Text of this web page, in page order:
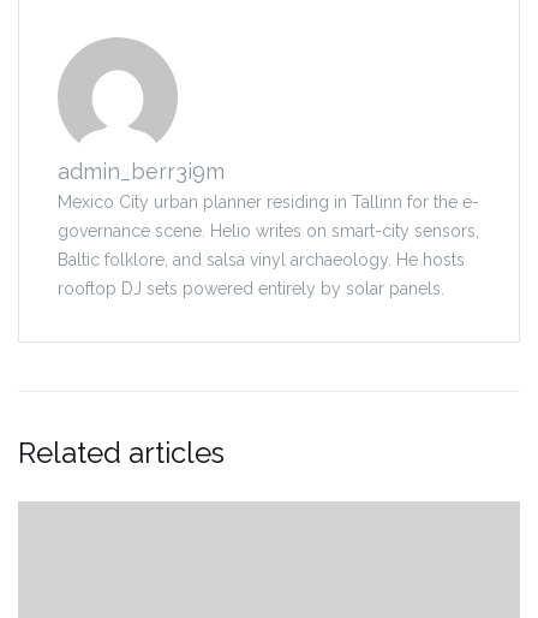
admin_berr3i9m
Mexico City urban planner residing in Tallinn for the e-
governance scene. Helio writes on smart-city sensors,
Baltic folklore, and salsa vinyl archaeology. He hosts
rooftop DJ sets powered entirely by solar panels.
Related articles